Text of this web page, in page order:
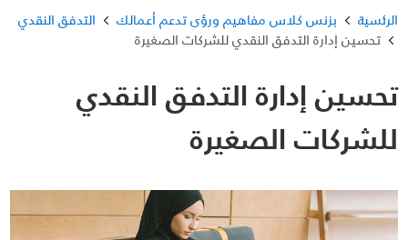
الرئسية بزنس كلاس مفاهيم ورؤى تدعم أعمالك
التدفق النقدي
تحسين إدارة التدفق النقدي للشركات الصغيرة
تحسين إدارة التدفق النقدي
للشركات الصغيرة